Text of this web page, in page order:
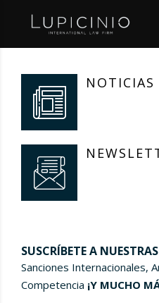
NOTICIAS
SUSCRÍBETE A
Sanciones Internacionales,
Competencia ¡Y MUCHO